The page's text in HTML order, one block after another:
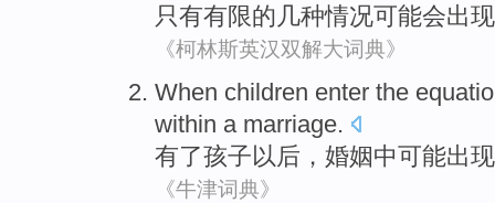
只有有限的 几种情况可能会出
《柯林斯英汉双解大词典》
When children enter the
within a marriage.
有了孩子以后， 婚姻中可能出现
《牛津词典》